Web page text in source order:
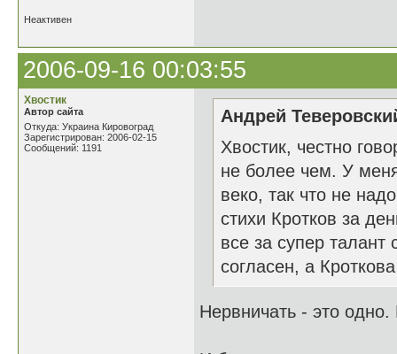
Неактивен
2006-09-16 00:03:55
Хвостик
Автор сайта
Откуда: Украина Кировоград
Зарегистрирован: 2006-02-15
Сообщений: 1191
Андрей
Хвостик, честно
не более чем. У
веко, так что не
стихи Кротков за
все за супер
согласен, а
Нервничать - это